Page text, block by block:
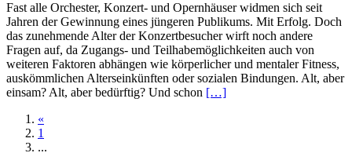
Fast alle Orchester, Konzert- und Opernhäuser widmen sich seit
Jahren der Gewinnung eines jüngeren Publikums. Mit Erfolg. Doch
das zunehmende Alter der Konzertbesucher wirft noch andere
Fragen auf, da Zugangs- und Teilhabemöglichkeiten auch von
weiteren Faktoren abhängen wie körperlicher und mentaler Fitness,
auskömmlichen Alterseinkünften oder sozialen Bindungen. Alt, aber
einsam? Alt, aber bedürftig? Und schon Read
[…]
«
1
...